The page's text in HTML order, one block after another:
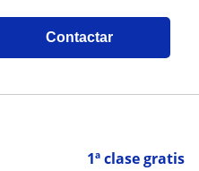
Contactar
1ª clase gratis